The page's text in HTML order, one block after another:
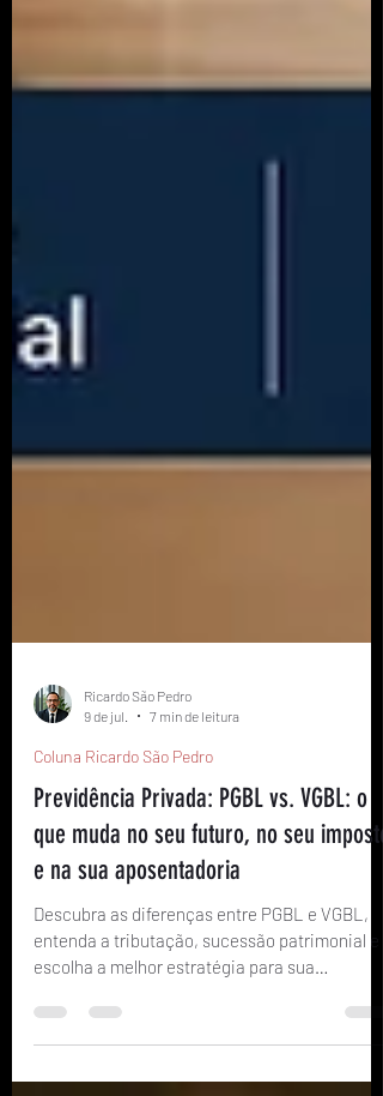
9 de jul.
7 min de leitura
Coluna Ricardo São Pedro
Previdência Privada: PGBL vs. VGBL: o
que muda no seu futuro, no seu imposto
e na sua aposentadoria
Descubra as diferenças entre PGBL e VGBL,
entenda a tributação, sucessão patrimonial e
escolha a melhor estratégia para sua